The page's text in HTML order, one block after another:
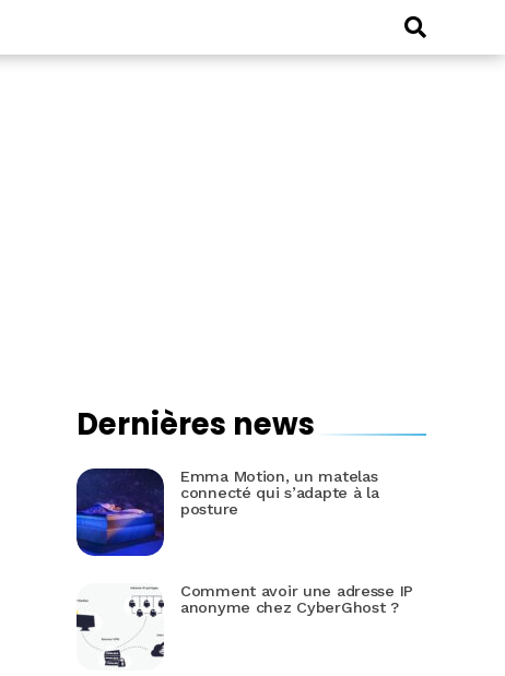
Dernières news
Emma Motion, un matelas
connecté qui s’adapte à la
posture
Comment avoir une adresse IP
anonyme chez CyberGhost ?